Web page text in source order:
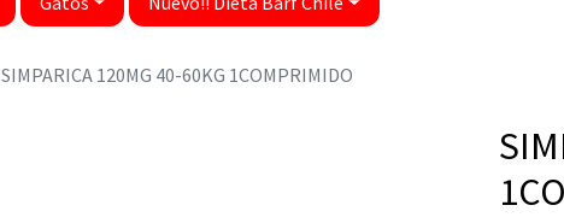
SIMPARICA 120MG 40-60KG 1COMPRIMIDO